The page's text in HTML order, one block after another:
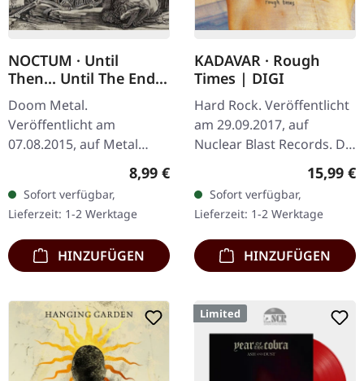
NOCTUM · Until
Then... Until The End |
7"EP - WHITE EP
Doom Metal.
Veröffentlicht am
07.08.2015, auf Metal
Blade Records. A Until
Then … Until The End B In
Precious Time Special
Tour-Release. 7"EP on…
Regulärer Preis:
8,99 €
Sofort verfügbar,
Lieferzeit: 1-2 Werktage
HINZUFÜGEN
KADAVAR · Rough
Times | DIGI
Hard Rock. Veröffentlicht
am 29.09.2017, auf
Nuclear Blast Records. Die
Berliner Hardrock 70ies-
Liebhaber hauen wieder
einen genialen
Langdreher raus…
15,99 €
Sofort verfügbar,
Lieferzeit: 1-2 Werktage
HINZUFÜGEN
Limited